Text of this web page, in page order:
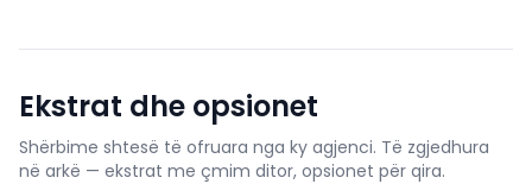
Ekstrat dhe opsionet
Shërbime shtesë të ofruara nga ky agjenci. Të zgjedhura
në arkë — ekstrat me çmim ditor, opsionet për qira.